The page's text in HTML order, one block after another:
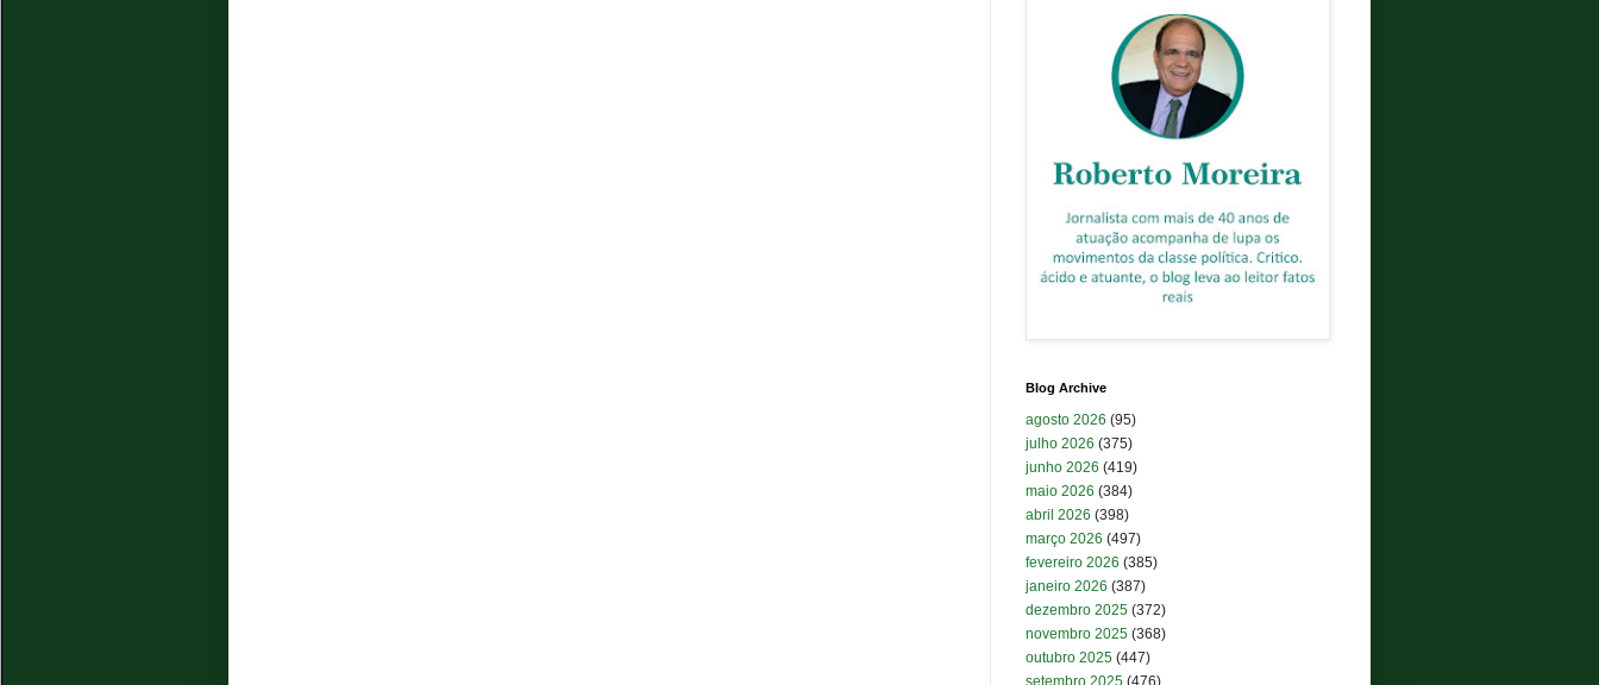
Blog Archive
agosto 2026 (95)
julho 2026 (375)
junho 2026 (419)
maio 2026 (384)
abril 2026 (398)
março 2026 (497)
fevereiro 2026 (385)
janeiro 2026 (387)
dezembro 2025 (372)
novembro 2025 (368)
outubro 2025 (447)
setembro 2025 (476)